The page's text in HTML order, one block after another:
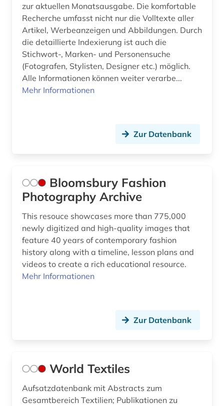
zur aktuellen Monatsausgabe. Die komfortable
Recherche umfasst nicht nur die Volltexte aller
Artikel, Werbeanzeigen und Abbildungen. Durch
die detaillierte Indexierung ist auch die
Stichwort-, Marken- und Personensuche
(Fotografen, Stylisten, Designer etc.) möglich.
Alle Informationen können weiter verarbe...
Mehr Informationen
Zur Datenbank
Bloomsbury Fashion
Photography Archive
This resouce showcases more than 775,000
newly digitized and high-quality images that
feature 40 years of contemporary fashion
history along with a timeline, lesson plans and
videos to create a rich educational resource.
Mehr Informationen
Zur Datenbank
World Textiles
Aufsatzdatenbank mit Abstracts zum
Gesamtbereich Textilien; Publikationen zu